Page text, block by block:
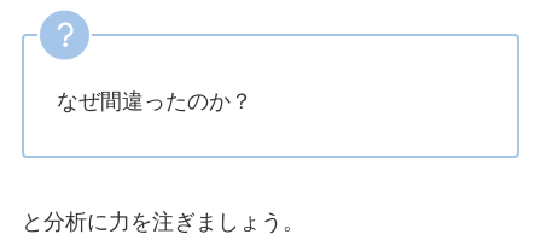
なぜ間違ったのか？
と分析に力を注ぎましょう。